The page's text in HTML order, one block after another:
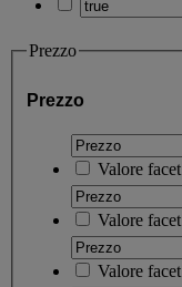
Prezzo
Prezzo
Valore facet
Valore facet
Valore facet